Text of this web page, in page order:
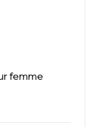
femme